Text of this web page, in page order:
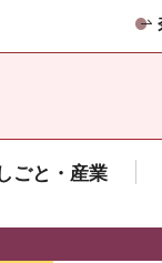
ごと・産業